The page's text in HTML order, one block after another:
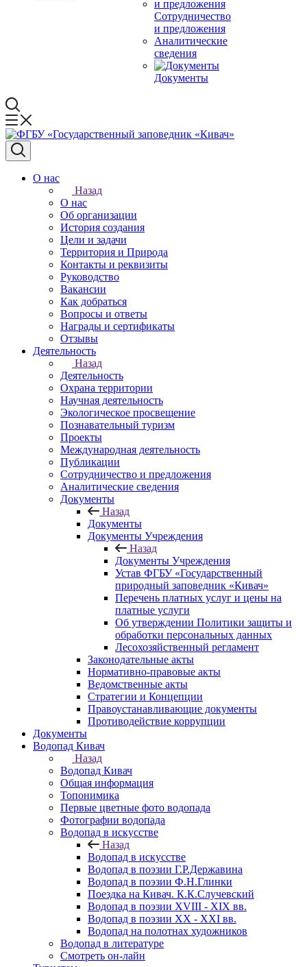
Сотрудничество
и предложения
Аналитические
сведения
Документы
О нас
Назад
О нас
Об организации
История создания
Цели и задачи
Территория и Природа
Контакты и реквизиты
Руководство
Вакансии
Как добраться
Вопросы и ответы
Награды и сертификаты
Отзывы
Деятельность
Назад
Деятельность
Охрана территории
Научная деятельность
Экологическое просвещение
Познавательный туризм
Проекты
Международная деятельность
Публикации
Сотрудничество и предложения
Аналитические сведения
Документы
Назад
Документы
Документы Учреждения
Назад
Документы Учреждения
Устав ФГБУ «Государственный
природный заповедник «Кивач»
Перечень платных услуг и цены на
платные услуги
Об утверждении Политики защиты и
обработки персональных данных
Лесохозяйственный регламент
Законодательные акты
Нормативно-правовые акты
Ведомственные акты
Стратегии и Концепции
Правоустанавливающие документы
Противодействие коррупции
Документы
Водопад Кивач
Назад
Водопад Кивач
Общая информация
Топонимика
Первые цветные фото водопада
Фотографии водопада
Водопад в искусстве
Назад
Водопад в искусстве
Водопад в поэзии Г.Р.Державина
Водопад в поэзии Ф.Н.Глинки
Поездка на Кивач. К.К.Случевский
Водопад в поэзии XVIII - XIX вв.
Водопад в поэзии XX - XXI вв.
Водопад на полотнах художников
Водопад в литературе
Смотреть он-лайн